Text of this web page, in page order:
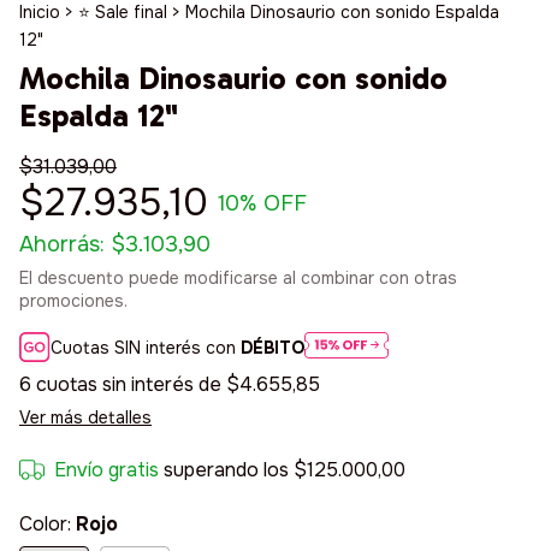
Inicio > ⭐️ Sale final > Mochila Dinosaurio con sonido Espalda
12"
Mochila Dinosaurio con sonido
Espalda 12"
$31.039,00
$27.935,10 10% OFF
Ahorrás: $3.103,90
El descuento puede modificarse al combinar con otras
promociones.
Cuotas SIN interés con DÉBITO
6 cuotas sin interés de $4.655,85
Ver más detalles
Envío gratis superando los $125.000,00
Color: Rojo